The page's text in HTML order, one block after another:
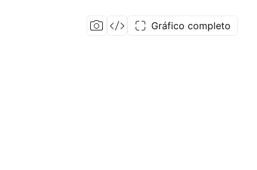
Gráfico completo